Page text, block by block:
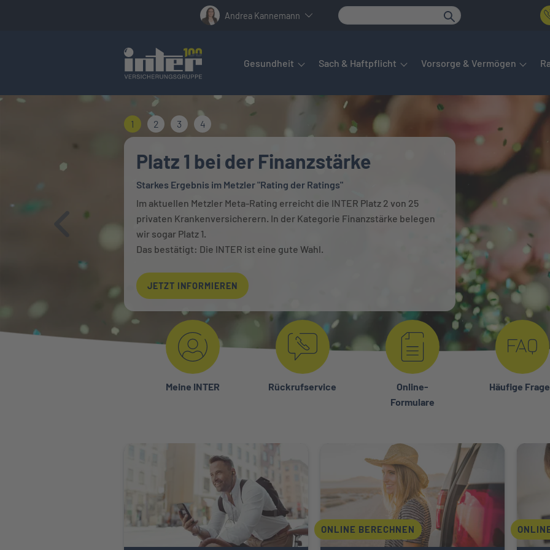
Andrea Kannemann
Hier befindet sich das Hauptmenü. Dieses lässt sich per Tab steuern.
Gesundheit Sach & Haftpflicht Vorsorge & Vermögen
1 2 3 4
Platz 1 bei der Finanzstärke
Starkes Ergebnis im Metzler "Rating der Ratings"
Im aktuellen Metzler Meta-Rating erreicht die INTER Platz 2 von 25
privaten Krankenversicherern. In der Kategorie Finanzstärke belegen
wir sogar Platz 1.
Das bestätigt: Die INTER ist eine gute Wahl.
JETZT INFORMIEREN
Meine INTER Rückrufservice
Online-
Formulare
Häufige
Weiter zu Reisekrankenversicherung
ONLINE BERECHNEN